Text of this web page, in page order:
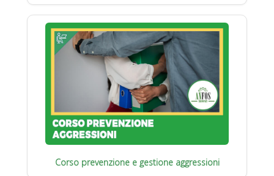
Corso prevenzione e gestione aggressioni